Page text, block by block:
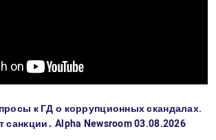
к ГД о коррупционных скандалах.
Alpha Newsroom 03.08.2026